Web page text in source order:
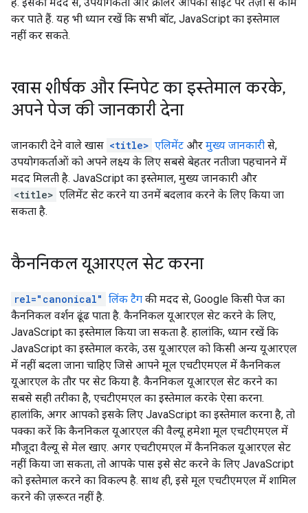
कर पाते हैं. यह भी ध्यान रखें कि सभी बॉट, JavaScript का इस्तेमाल
नहीं कर सकते.
खास शीर्षक और स्निपेट का इस्तेमाल करके,
अपने पेज की जानकारी देना
जानकारी देने वाले खास <title> एलिमेंट और मुख्य जानकारी से,
उपयोगकर्ताओं को अपने लक्ष्य के लिए सबसे बेहतर नतीजा पहचानने में
मदद मिलती है. JavaScript का इस्तेमाल, मुख्य जानकारी और
<title> एलिमेंट सेट करने या उनमें बदलाव करने के लिए किया जा
सकता है.
कैननिकल यूआरएल सेट करना
rel="canonical" लिंक टैग की मदद से, Google किसी पेज का
कैननिकल वर्शन ढूंढ पाता है. कैननिकल यूआरएल सेट करने के लिए,
JavaScript का इस्तेमाल किया जा सकता है. हालांकि, ध्यान रखें कि
JavaScript का इस्तेमाल करके, उस यूआरएल को किसी अन्य यूआरएल
में नहीं बदला जाना चाहिए जिसे आपने मूल एचटीएमएल में कैननिकल
यूआरएल के तौर पर सेट किया है. कैननिकल यूआरएल सेट करने का
सबसे सही तरीका है, एचटीएमएल का इस्तेमाल करके ऐसा करना.
हालांकि, अगर आपको इसके लिए JavaScript का इस्तेमाल करना है, तो
पक्का करें कि कैननिकल यूआरएल की वैल्यू हमेशा मूल एचटीएमएल में
मौजूदा वैल्यू से मेल खाए. अगर एचटीएमएल में कैननिकल यूआरएल सेट
नहीं किया जा सकता, तो आपके पास इसे सेट करने के लिए JavaScript
को इस्तेमाल करने का विकल्प है. साथ ही, इसे मूल एचटीएमएल में शामिल
करने की ज़रूरत नहीं है.